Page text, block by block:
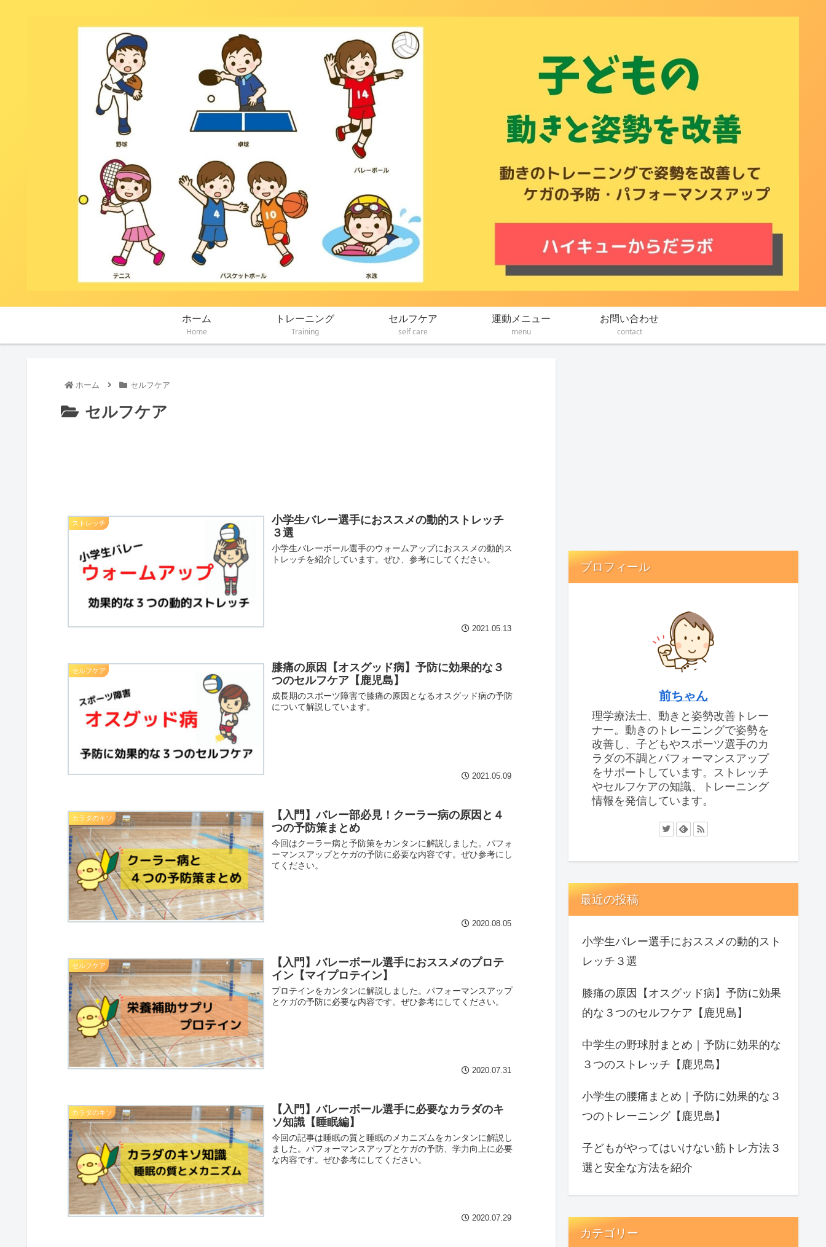
ホーム
Home
トレーニング
Training
セルフケア
self care
運動メニュー
menu
お問い合わせ
contact
ホーム セルフケア
セルフケア
ストレッチ
小学生バレー選手におススメの動的ストレッチ
３選
小学生バレーボール選手のウォームアップにおススメの動的ス
トレッチを紹介しています。ぜひ、参考にしてください。
2021.05.13
セルフケア
膝痛の原因【オスグッド病】予防に効果的な３
つのセルフケア【鹿児島】
成長期のスポーツ障害で膝痛の原因となるオスグッド病の予防
について解説しています。
2021.05.09
カラダのキソ
【入門】バレー部必見！クーラー病の原因と４
つの予防策まとめ
今回はクーラー病と予防策をカンタンに解説しました。パフォ
ーマンスアップとケガの予防に必要な内容です。ぜひ参考にし
てください。
2020.08.05
セルフケア
【入門】バレーボール選手におススメのプロテ
イン【マイプロテイン】
プロテインをカンタンに解説しました。パフォーマンスアップ
とケガの予防に必要な内容です。ぜひ参考にしてください。
2020.07.31
カラダのキソ
【入門】バレーボール選手に必要なカラダのキ
ソ知識【睡眠編】
今回の記事は睡眠の質と睡眠のメカニズムをカンタンに解説し
ました。パフォーマンスアップとケガの予防、学力向上に必要
な内容です。ぜひ参考にしてください。
2020.07.29
プロフィール
前ちゃん
理学療法士、動きと姿勢改善トレー
ナー。動きのトレーニングで姿勢を
改善し、子どもやスポーツ選手のカ
ラダの不調とパフォーマンスアップ
をサポートしています。ストレッチ
やセルフケアの知識、トレーニング
情報を発信しています。
最近の投稿
小学生バレー選手におススメの動的スト
レッチ３選
膝痛の原因【オスグッド病】予防に効果
的な３つのセルフケア【鹿児島】
中学生の野球肘まとめ｜予防に効果的な
３つのストレッチ【鹿児島】
小学生の腰痛まとめ｜予防に効果的な３
つのトレーニング【鹿児島】
子どもがやってはいけない筋トレ方法３
選と安全な方法を紹介
カテゴリー